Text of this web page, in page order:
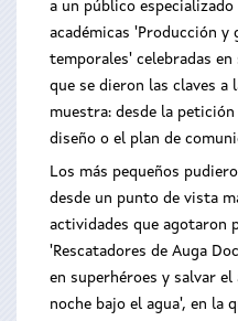
a un público
académicas 'Producción y
temporales' celebradas
que se dieron las claves a
muestra: desde la
diseño o el plan de
Los más pequeños
desde un punto de vista
actividades que agotaron
'Rescatadores de Auga
en superhéroes y salvar
noche bajo el agua', en la